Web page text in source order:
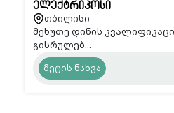
ელექტრიკოსი
თბილისი
მეხუთე დინის
გისრულებ...
მეტის ნახვა